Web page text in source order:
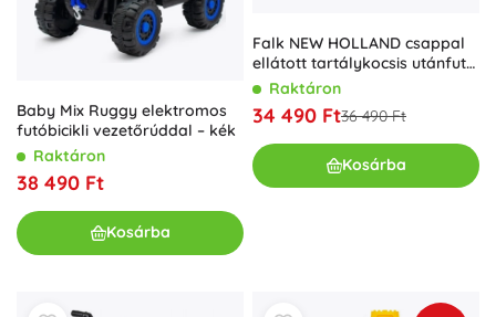
Baby Mix Ruggy elektromos
futóbicikli vezetőrúddal – kék
Raktáron
38 490 Ft
Kosárba
Falk NEW HOLLAND csappal
ellátott tartálykocsis utánfutó
– kékRaktáron
34 490 Ft36 490 Ft
Kosárba